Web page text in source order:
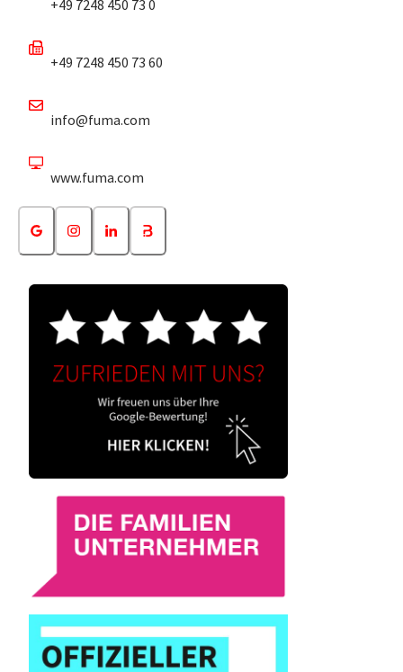
+49 7248 450 73 0
+49 7248 450 73 60
info@fuma.com
www.fuma.com